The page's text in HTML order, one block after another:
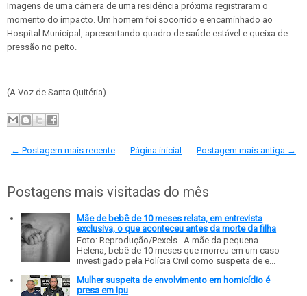
Imagens de uma câmera de uma residência próxima registraram o
momento do impacto. Um homem foi socorrido e encaminhado ao
Hospital Municipal, apresentando quadro de saúde estável e queixa de
pressão no peito.
(A Voz de Santa Quitéria)
← Postagem mais recente Postagem mais antiga →
Página inicial
Postagens mais visitadas do mês
Mãe de bebê de 10 meses relata, em entrevista
exclusiva, o que aconteceu antes da morte da filha
Foto: Reprodução/Pexels A mãe da pequena
Helena, bebê de 10 meses que morreu em um caso
investigado pela Polícia Civil como suspeita de e...
Mulher suspeita de envolvimento em homicídio é
presa em Ipu